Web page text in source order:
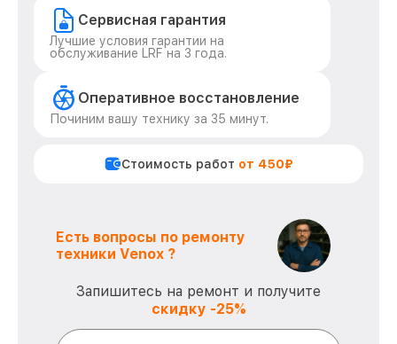
Сервисная гарантия
Лучшие условия гарантии на
обслуживание LRF на 3 года.
Оперативное восстановление
Починим вашу технику за 35 минут.
Стоимость работ от 450₽
Есть вопросы по ремонту
техники Venox ?
Запишитесь на ремонт и получите
скидку -25%